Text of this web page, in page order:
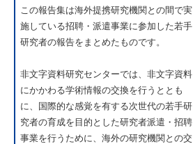
この報告集は海外提携研究機関との間で実
施している招聘・派遣事業に参加した若手
研究者の報告をまとめたものです。
非文字資料研究センターでは、非文字資料
にかかわる学術情報の交換を行うととも
に、国際的な感覚を有する次世代の若手研
究者の育成を目的とした研究者派遣・招聘
事業を行うために、海外の研究機関との交